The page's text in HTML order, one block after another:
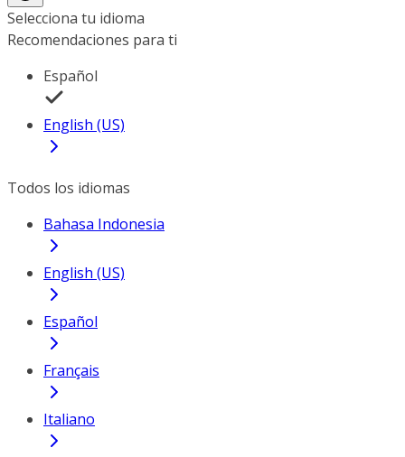
Selecciona tu idioma
Recomendaciones para ti
Español
English (US)
Todos los idiomas
Bahasa Indonesia
English (US)
Español
Français
Italiano